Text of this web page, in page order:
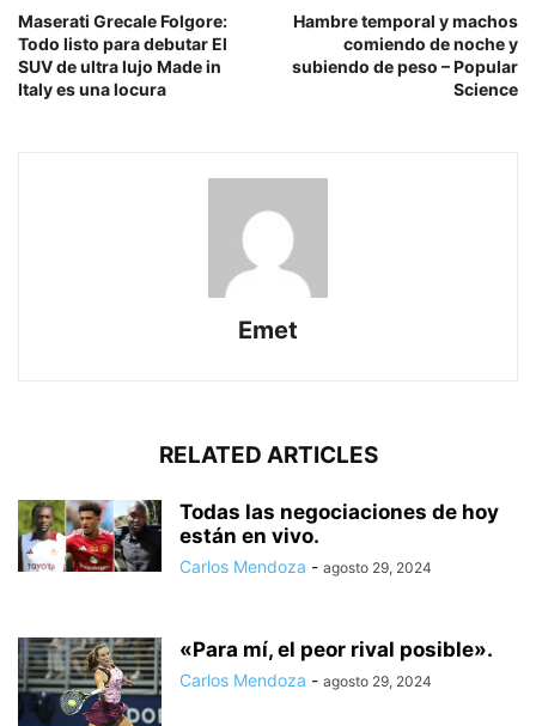
Maserati Grecale Folgore:
Todo listo para debutar El
SUV de ultra lujo Made in
Italy es una locura
Hambre temporal y machos
comiendo de noche y
subiendo de peso – Popular
Science
Emet
RELATED ARTICLES
Todas las negociaciones de hoy
están en vivo.
Carlos Mendoza - agosto 29, 2024
«Para mí, el peor rival posible».
Carlos Mendoza - agosto 29, 2024